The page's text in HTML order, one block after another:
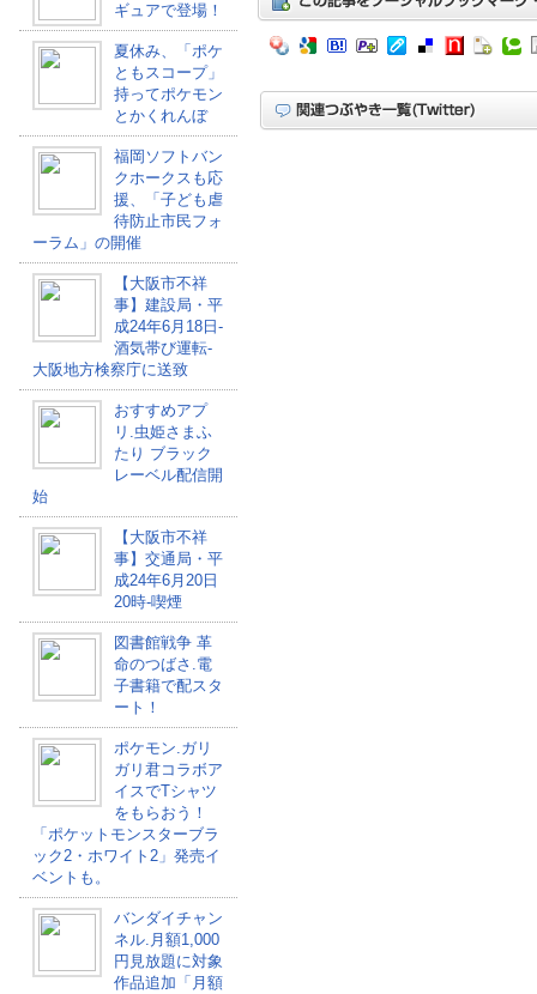
ギュアで登場！
夏休み、「ポケ
ともスコープ」
持ってポケモン
とかくれんぼ
福岡ソフトバン
クホークスも応
援、「子ども虐
待防止市民フォ
ーラム」の開催
【大阪市不祥
事】建設局・平
成24年6月18日-
酒気帯び運転-
大阪地方検察庁に送致
おすすめアプ
リ.虫姫さまふ
たり ブラック
レーベル配信開
始
【大阪市不祥
事】交通局・平
成24年6月20日
20時-喫煙
図書館戦争 革
命のつばさ.電
子書籍で配スタ
ート！
ポケモン.ガリ
ガリ君コラボア
イスでTシャツ
をもらおう！
「ポケットモンスターブラ
ック2・ホワイト2」発売イ
ベントも。
バンダイチャン
ネル.月額1,000
円見放題に対象
作品追加「月額